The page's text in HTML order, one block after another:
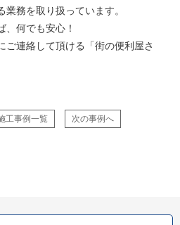
務を取り扱っています。
、何でも安心！
ご連絡して頂ける「街の便利屋さ
工事例一覧 次の事例へ